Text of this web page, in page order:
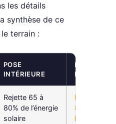
les détails
synthèse de ce
le terrain :
POSE
INTÉRIEURE
POSE
Rejette 65 à
80% de l’énergie
solaire
Rejette 75 à
85% de
l’énergie